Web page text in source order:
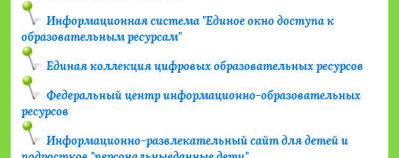
Информационная система "Единое окно доступа к
образовательным ресурсам"
Единая коллекция цифровых образовательных ресурсов
Федеральный центр информационно-образовательных
ресурсов
Информационно-развлекательный сайт для детей и